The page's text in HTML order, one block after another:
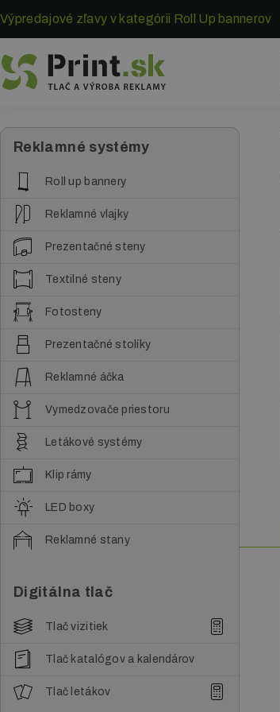
Skočiť
na
hlavný
obsah
Výpredajové zľavy v kategórii Roll Up bannerov
Reklamné systémy
Roll up bannery
Reklamné vlajky
Prezentačné steny
Textilné steny
Fotosteny
Prezentačné stolíky
Reklamné áčka
Vymedzovače priestoru
Letákové systémy
Klip rámy
LED boxy
Reklamné stany
Digitálna tlač
Tlač vizitiek
Tlač katalógov a kalendárov
Tlač letákov